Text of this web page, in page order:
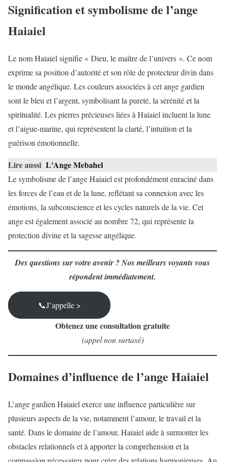
Signification et symbolisme de l’ange
Haiaiel
Le nom Haiaiel signifie « Dieu, le maître de l’univers ». Ce nom
exprime sa position d’autorité et son rôle de protecteur divin dans
le monde angélique. Les couleurs associées à cet ange gardien
sont le bleu et l’argent, symbolisant la pureté, la sérénité et la
spiritualité. Les pierres précieuses liées à Haiaiel incluent la lune
et l’aigue-marine, qui représentent la clarté, l’intuition et la
guérison émotionnelle.
Lire aussi L'Ange Mebahel
Le symbolisme de l’ange Haiaiel est profondément enraciné dans
les forces de l’eau et de la lune, reflétant sa connexion avec les
émotions, la subconscience et les cycles naturels de la vie. Cet
ange est également associé au nombre 72, qui représente la
protection divine et la sagesse angélique.
Des questions sur votre avenir ? Nos meilleurs voyants vous
répondent immédiatement.
📞J’appelle >
Obtenez une consultation gratuite
(appel non surtaxé)
Domaines d’influence de l’ange Haiaiel
L’ange gardien Haiaiel exerce une influence particulière sur
plusieurs aspects de la vie, notamment l’amour, le travail et la
santé. Dans le domaine de l’amour, Haiaiel aide à surmonter les
obstacles relationnels et à apporter la compréhension et la